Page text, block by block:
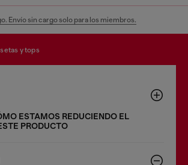
Envío sin cargo solo para los miembros.
y tops
ESTAMOS REDUCIENDO EL
PRODUCTO